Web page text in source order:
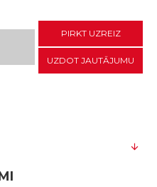
PIRKT UZREIZ
UZDOT JAUTĀJUMU